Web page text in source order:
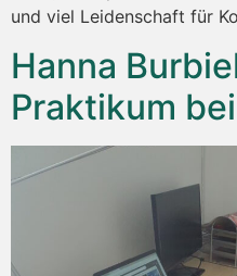
und viel Leidenschaft für
Hanna
Praktikum